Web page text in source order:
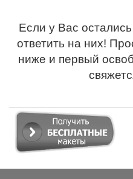
Если у Вас
ответить на них!
ниже и первый